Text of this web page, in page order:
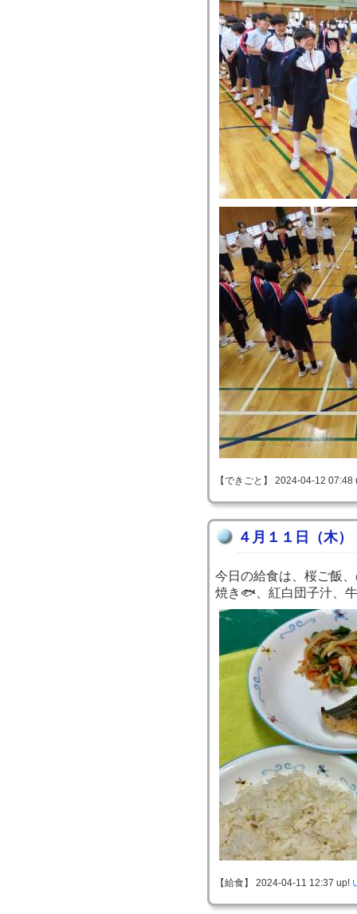
【できごと】 2024-04-12
４月１１日（木）
今日の給食は、桜ご飯
焼き🐟、紅白団子汁、
【給食】 2024-04-11 12:37 up!